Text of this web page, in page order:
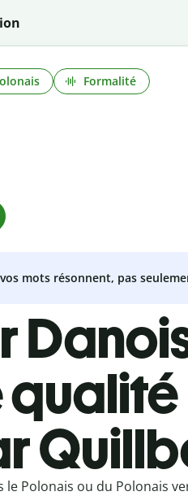
Formalité
mots résonnent, pas
qualité
Polonais ou du Polonais